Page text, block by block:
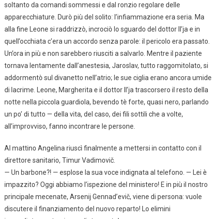
soltanto da comandi sommessi e dal ronzio regolare delle
apparecchiature. Durò più del solito: l’infiammazione era seria. Ma
alla fine Leone si raddrizzò, incrociò lo sguardo del dottor Il’ja e in
quell’occhiata c’era un accordo senza parole: il pericolo era passato.
Un’ora in più e non sarebbero riusciti a salvarlo. Mentre il paziente
tornava lentamente dall’anestesia, Jaroslav, tutto raggomitolato, si
addormentò sul divanetto nell’atrio; le sue ciglia erano ancora umide
di lacrime. Leone, Margherita e il dottor Il’ja trascorsero il resto della
notte nella piccola guardiola, bevendo tè forte, quasi nero, parlando
un po’ di tutto — della vita, del caso, dei fili sottili che a volte,
all’improvviso, fanno incontrare le persone.
Al mattino Angelina riuscì finalmente a mettersi in contatto con il
direttore sanitario, Timur Vadimovič.
— Un barbone?! — esplose la sua voce indignata al telefono. — Lei è
impazzito? Oggi abbiamo l’ispezione del ministero! E in più il nostro
principale mecenate, Arsenij Gennad’evič, viene di persona: vuole
discutere il finanziamento del nuovo reparto! Lo elimini